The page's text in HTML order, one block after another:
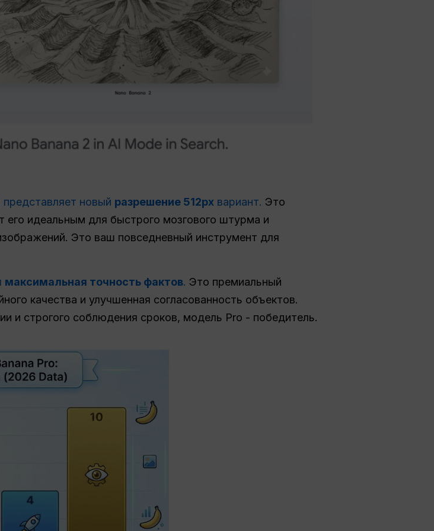
представляет новый разрешение 512px вариант. Это
его идеальным для быстрого мозгового штурма и
Это ваш повседневный инструмент для
максимальная точность фактов. Это премиальный
качества и улучшенная согласованность объектов.
и строгого соблюдения сроков, модель Pro - победитель.